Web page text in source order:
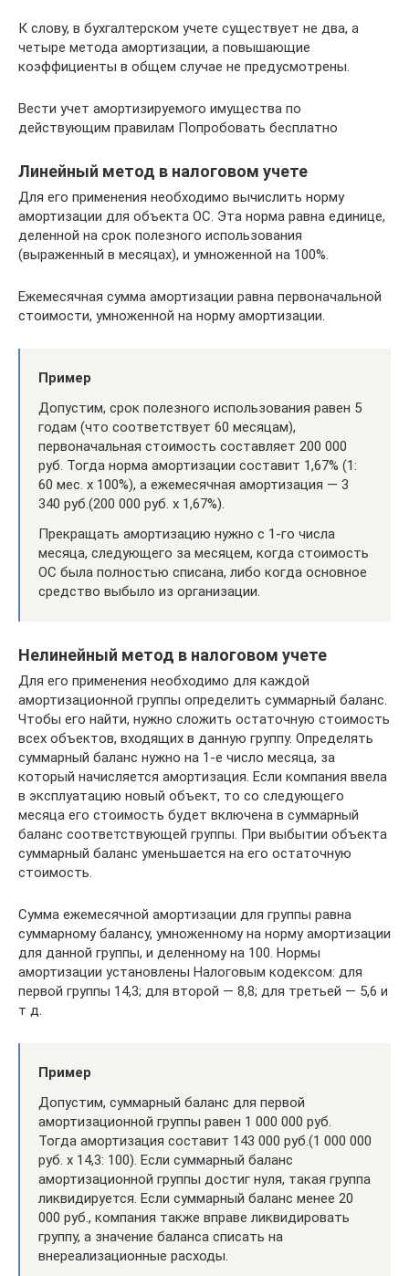
К слову, в бухгалтерском учете существует не два, а
четыре метода амортизации, а повышающие
коэффициенты в общем случае не предусмотрены.
Вести учет амортизируемого имущества по
действующим правилам Попробовать бесплатно
Линейный метод в налоговом учете
Для его применения необходимо вычислить норму
амортизации для объекта ОС. Эта норма равна единице,
деленной на срок полезного использования
(выраженный в месяцах), и умноженной на 100%.
Ежемесячная сумма амортизации равна первоначальной
стоимости, умноженной на норму амортизации.
Пример
Допустим, срок полезного использования равен 5
годам (что соответствует 60 месяцам),
первоначальная стоимость составляет 200 000
руб. Тогда норма амортизации составит 1,67% (1:
60 мес. х 100%), а ежемесячная амортизация — 3
340 руб.(200 000 руб. х 1,67%).
Прекращать амортизацию нужно с 1-го числа
месяца, следующего за месяцем, когда стоимость
ОС была полностью списана, либо когда основное
средство выбыло из организации.
Нелинейный метод в налоговом учете
Для его применения необходимо для каждой
амортизационной группы определить суммарный баланс.
Чтобы его найти, нужно сложить остаточную стоимость
всех объектов, входящих в данную группу. Определять
суммарный баланс нужно на 1-е число месяца, за
который начисляется амортизация. Если компания ввела
в эксплуатацию новый объект, то со следующего
месяца его стоимость будет включена в суммарный
баланс соответствующей группы. При выбытии объекта
суммарный баланс уменьшается на его остаточную
стоимость.
Сумма ежемесячной амортизации для группы равна
суммарному балансу, умноженному на норму амортизации
для данной группы, и деленному на 100. Нормы
амортизации установлены Налоговым кодексом: для
первой группы 14,3; для второй — 8,8; для третьей — 5,6 и
т д.
Пример
Допустим, суммарный баланс для первой
амортизационной группы равен 1 000 000 руб.
Тогда амортизация составит 143 000 руб.(1 000 000
руб. х 14,3: 100). Если суммарный баланс
амортизационной группы достиг нуля, такая группа
ликвидируется. Если суммарный баланс менее 20
000 руб., компания также вправе ликвидировать
группу, а значение баланса списать на
внереализационные расходы.